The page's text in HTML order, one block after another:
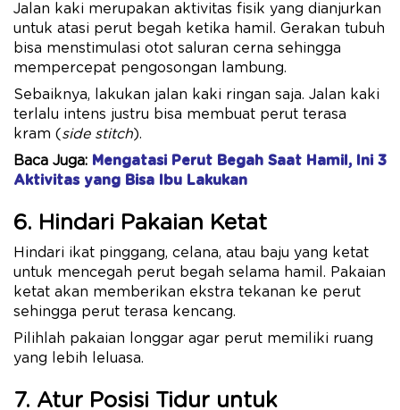
Jalan kaki merupakan aktivitas fisik yang dianjurkan
untuk atasi perut begah ketika hamil. Gerakan tubuh
bisa menstimulasi otot saluran cerna sehingga
mempercepat pengosongan lambung.
Sebaiknya, lakukan jalan kaki ringan saja. Jalan kaki
terlalu intens justru bisa membuat perut terasa
kram (side stitch).
Baca Juga: Mengatasi Perut Begah Saat Hamil, Ini 3
Aktivitas yang Bisa Ibu Lakukan
6. Hindari Pakaian Ketat
Hindari ikat pinggang, celana, atau baju yang ketat
untuk mencegah perut begah selama hamil. Pakaian
ketat akan memberikan ekstra tekanan ke perut
sehingga perut terasa kencang.
Pilihlah pakaian longgar agar perut memiliki ruang
yang lebih leluasa.
7. Atur Posisi Tidur untuk